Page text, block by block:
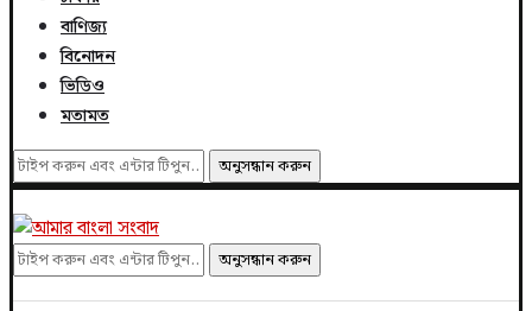
বাণিজ্য
বিনোদন
ভিডিও
মতামত
অনুসন্ধান করুন
অনুসন্ধান করুন